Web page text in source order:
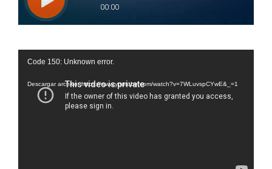
Reproductor
vídeo
Code 150: Unknown error.
Descargar archivo: https://www.youtube.com/watch?v=7WLuvspCYwE&_=1